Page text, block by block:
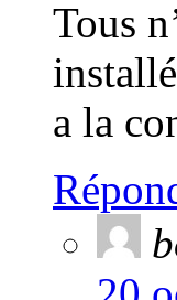
Tous
a la